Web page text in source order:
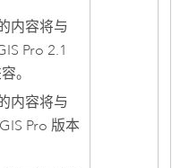
内容将与
Pro 2.1
。
内容将与
Pro 版本